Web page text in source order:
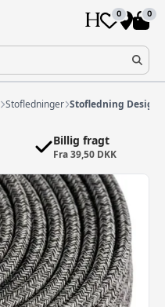
0 0
Stofledninger Stofledning Design
Billig fragt
Fra 39,50 DKK